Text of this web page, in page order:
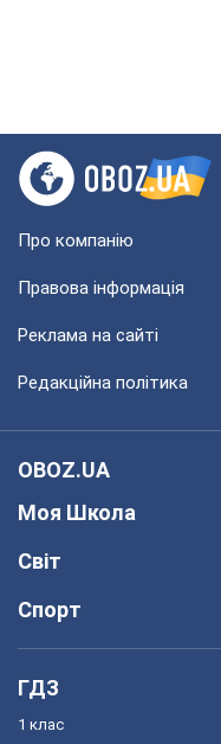
Про компанію
Правова інформація
Реклама на сайті
Редакційна політика
OBOZ.UA
Моя Школа
Світ
Спорт
ГДЗ
1 клас